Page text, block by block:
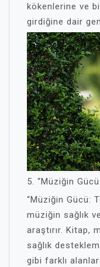
kökenlerine ve
girdiğine dair
5. “Müziğin
“Müziğin Gücü:
müziğin sağlık
araştırır. Kitap,
sağlık
gibi farklı